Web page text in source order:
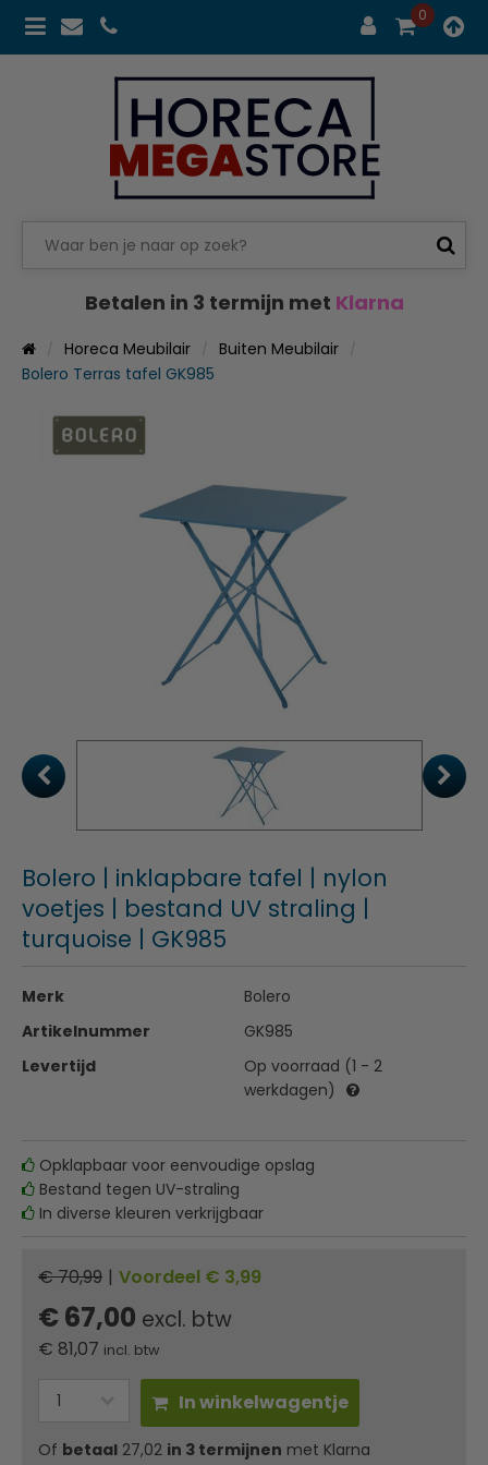
0
Betalen in 3 termijn met Klarna
Horeca Meubilair
Buiten Meubilair
Bolero Terras tafel GK985
Bolero | inklapbare tafel | nylon
voetjes | bestand UV straling |
turquoise | GK985
Merk
Bolero
Artikelnummer
GK985
Levertijd
Op voorraad (1 - 2
werkdagen)
Opklapbaar voor eenvoudige opslag
Bestand tegen UV-straling
In diverse kleuren verkrijgbaar
€ 70,99 | Voordeel € 3,99
€ 67,00 excl. btw
€ 81,07 incl. btw
In winkelwagentje
Of betaal 27,02 in 3 termijnen met Klarna